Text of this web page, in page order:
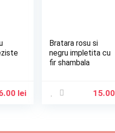
lei
Bratara rosu si
negru impletita cu
fir shambala
15.00